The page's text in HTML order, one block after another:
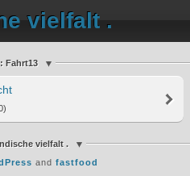
vielfalt .
Fahrt13
vielfalt .
and fastfood